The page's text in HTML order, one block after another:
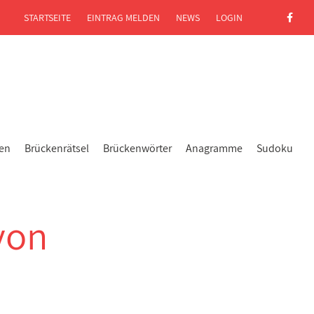
Brückenrätsel Brückenwörter Anagramme Sudoku
STARTSEITE EINTRAG MELDEN NEWS LOGIN